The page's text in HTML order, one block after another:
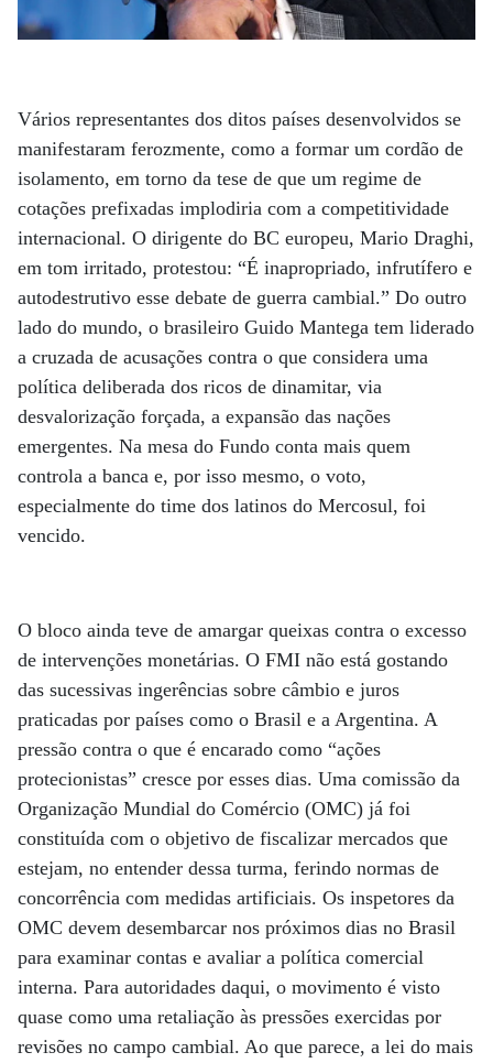
Vários representantes dos ditos países desenvolvidos se
manifestaram ferozmente, como a formar um cordão de
isolamento, em torno da tese de que um regime de
cotações prefixadas implodiria com a competitividade
internacional. O dirigente do BC europeu, Mario Draghi,
em tom irritado, protestou: “É inapropriado, infrutífero e
autodestrutivo esse debate de guerra cambial.” Do outro
lado do mundo, o brasileiro Guido Mantega tem liderado
a cruzada de acusações contra o que considera uma
política deliberada dos ricos de dinamitar, via
desvalorização forçada, a expansão das nações
emergentes. Na mesa do Fundo conta mais quem
controla a banca e, por isso mesmo, o voto,
especialmente do time dos latinos do Mercosul, foi
vencido.
O bloco ainda teve de amargar queixas contra o excesso
de intervenções monetárias. O FMI não está gostando
das sucessivas ingerências sobre câmbio e juros
praticadas por países como o Brasil e a Argentina. A
pressão contra o que é encarado como “ações
protecionistas” cresce por esses dias. Uma comissão da
Organização Mundial do Comércio (OMC) já foi
constituída com o objetivo de fiscalizar mercados que
estejam, no entender dessa turma, ferindo normas de
concorrência com medidas artificiais. Os inspetores da
OMC devem desembarcar nos próximos dias no Brasil
para examinar contas e avaliar a política comercial
interna. Para autoridades daqui, o movimento é visto
quase como uma retaliação às pressões exercidas por
revisões no campo cambial. Ao que parece, a lei do mais